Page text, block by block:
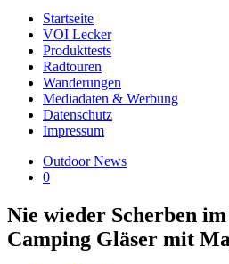
Startseite
VOI Lecker
Produkttests
Radtouren
Wanderungen
Mediadaten & Werbung
Datenschutz
Impressum
Outdoor News
0
Nie wieder Scherben
Camping Gläser mit